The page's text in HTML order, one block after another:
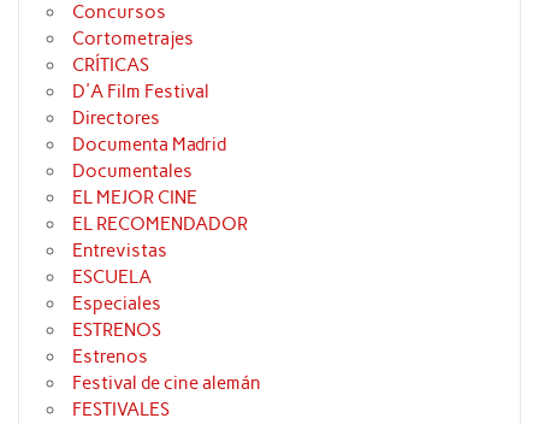
Concursos
Cortometrajes
CRÍTICAS
D'A Film Festival
Directores
Documenta Madrid
Documentales
EL MEJOR CINE
EL RECOMENDADOR
Entrevistas
ESCUELA
Especiales
ESTRENOS
Estrenos
Festival de cine alemán
FESTIVALES